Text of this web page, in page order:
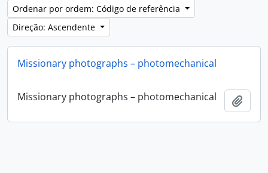
Ordenar por ordem: Código de referência
Direção: Ascendente
Missionary photographs – photomechanical
Missionary photographs – photomechanical